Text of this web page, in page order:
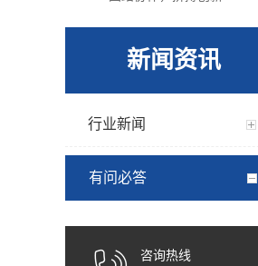
新闻资讯
行业新闻
有问必答
咨询热线